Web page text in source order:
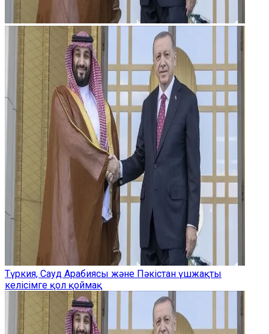
Түркия, Сауд Арабиясы және Пәкістан үшжақты
келісімге қол қоймақ